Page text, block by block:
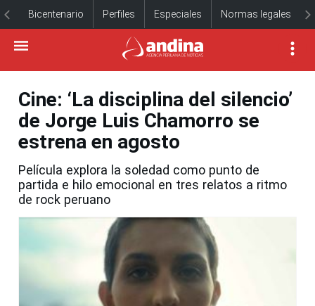
Bicentenario Perfiles Especiales Normas legales
Cine: ‘La disciplina del silencio’
de Jorge Luis Chamorro se
estrena en agosto
Película explora la soledad como punto de
partida e hilo emocional en tres relatos a ritmo
de rock peruano